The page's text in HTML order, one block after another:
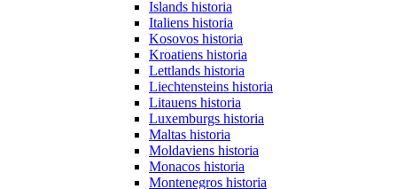
Islands historia
Italiens historia
Kosovos historia
Kroatiens historia
Lettlands historia
Liechtensteins historia
Litauens historia
Luxemburgs historia
Maltas historia
Moldaviens historia
Monacos historia
Montenegros historia